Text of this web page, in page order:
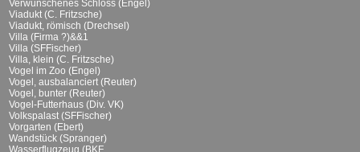
Verwunschenes Schloss (Engel)
Viadukt (C. Fritzsche)
Viadukt, römisch (Drechsel)
Villa (Firma ?)&&1
Villa (SFFischer)
Villa, klein (C. Fritzsche)
Vogel im Zoo (Engel)
Vogel, ausbalanciert (Reuter)
Vogel, bunter (Reuter)
Vogel-Futterhaus (Div. VK)
Volkspalast (SFFischer)
Vorgarten (Ebert)
Wandstück (Spranger)
Wasserflugzeug (BKF